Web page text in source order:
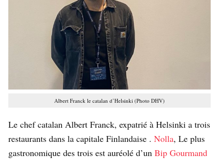
Albert Franck le catalan d’Helsinki (Photo DHV)
Le chef catalan Albert Franck, expatrié à Helsinki a trois
restaurants dans la capitale Finlandaise . Nolla, Le plus
gastronomique des trois est auréolé d’un Bip Gourmand